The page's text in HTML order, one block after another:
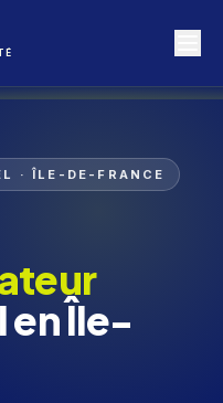
· ÎLE-DE-FRANCE
en Île-